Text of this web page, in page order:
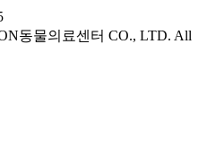
동물의료센터 CO., LTD. All